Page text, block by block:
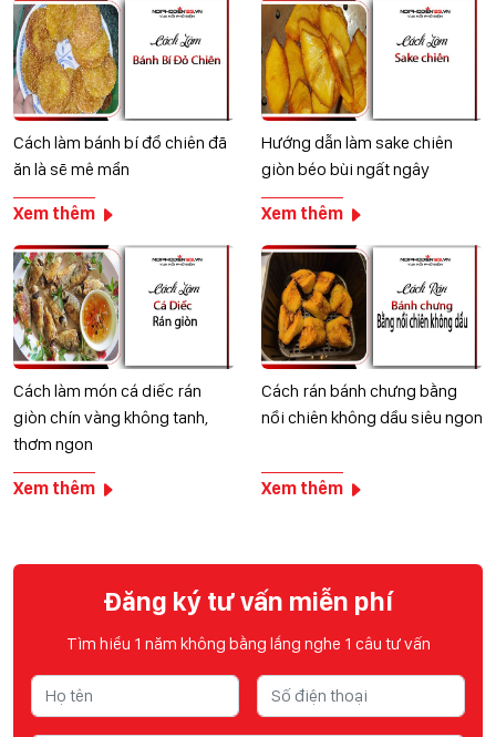
Cách làm bánh bí đổ chiên đã
ăn là sẽ mê mẩn
Xem thêm
Hướng dẫn làm sake chiên
giòn béo bùi ngất ngây
Xem thêm
Cách làm món cá diếc rán
giòn chín vàng không tanh,
thơm ngon
Xem thêm
Cách rán bánh chưng bằng
nồi chiên không dầu siêu ngon
Xem thêm
Đăng ký tư vấn miễn phí
Tìm hiểu 1 năm không bằng lắng nghe 1 câu tư vấn